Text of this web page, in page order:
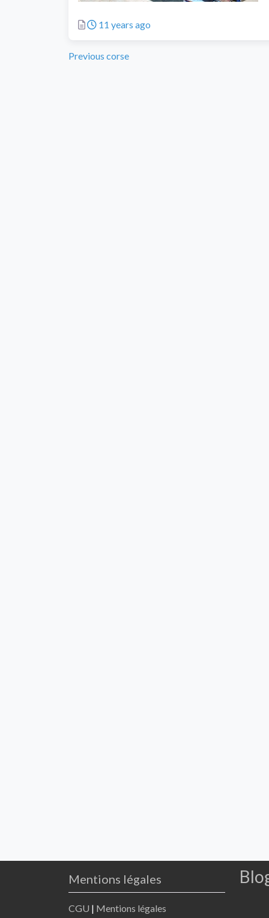
Posted
11 years ago
Navigation
Previous Previous
corse
Mentions légales
CGU | Mentions légales